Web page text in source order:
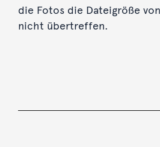
die Fotos die Dateigröße
nicht übertreffen.